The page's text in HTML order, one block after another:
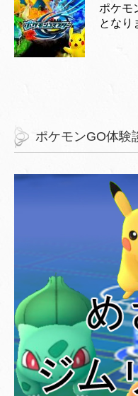
ポケモ
となり
ポケモンGO体験